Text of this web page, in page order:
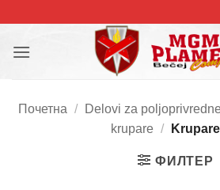
садржај
Почетна / Delovi za
krupare /
ФИЛТЕР